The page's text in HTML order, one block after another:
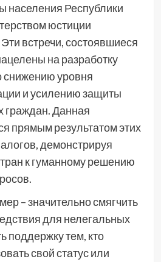
населения Республики
юстиции
встречи, состоявшиеся
на разработку
снижению уровня
и усилению защиты
граждан. Данная
прямым результатом этих
демонстрируя
к гуманному решению
– значительно смягчить
для нелегальных
поддержку тем, кто
свой статус или